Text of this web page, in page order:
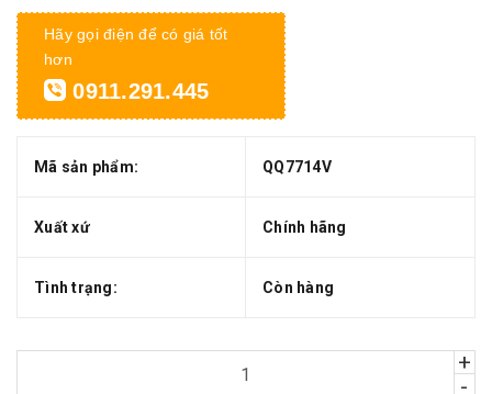
Hãy gọi điện để có giá tốt
hơn
0911.291.445
Mã sản phẩm: QQ7714V
Xuất xứ Chính hãng
Tình trạng: Còn hàng
+
-